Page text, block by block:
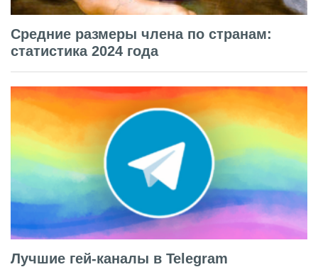
Средние размеры члена по странам:
статистика 2024 года
Лучшие гей-каналы в Telegram